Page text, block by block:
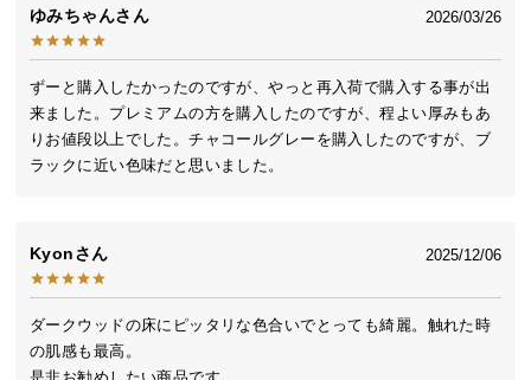
小
型
商
品
の
配
送
い
て
梱
ゆみちゃん 2026/03/26
ずーと購入したかったのですが、やっと再入荷で購入する事が出
来ました。プレミアムの方を購入したのですが、程よい厚みもあ
りお値段以上でした。チャコールグレーを購入したのですが、ブ
ラックに近い色味だと思いました。
Kyon 2025/12/06
ダークウッドの床にピッタリな色合いでとっても綺麗。触れた時
の肌感も最高。